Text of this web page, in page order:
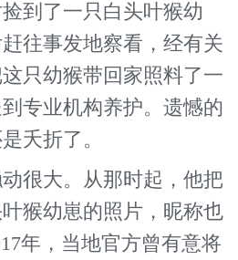
到了一只白头叶猴幼
往事发地察看，经有关
只幼猴带回家照料了一
专业机构养护。遗憾的
夭折了。
大。从那时起，他把
猴幼崽的照片，昵称也
年，当地官方曾有意将